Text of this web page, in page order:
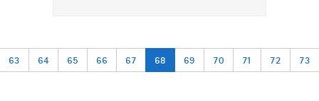
63 64 65 66 67 68 69 70 71 72 73